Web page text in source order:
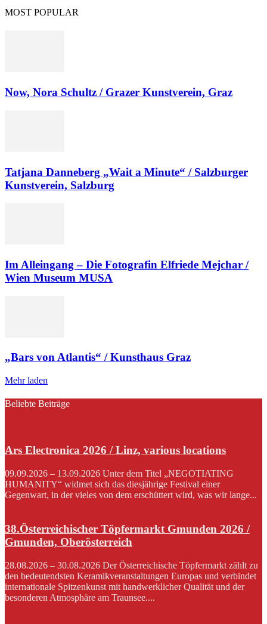
MOST POPULAR
Now, Nora Schultz / Grazer Kunstverein, Graz
Tatjana Danneberg „Wait a Minute“ / Salzburger
Kunstverein, Salzburg
Im Alleingang – Die Fotografin Elfriede Mejchar /
Wien Museum MUSA
„Bars von Atlantis“ / Kunsthaus Graz
Mehr laden
Beliebte Beiträge
Ars Electronica 2026 / Linz, various locations
09.09.2026 – 13.09.2026 Unter dem Titel „NEGOTIATING
HUMANITY“ widmet sich das diesjährige Festival einer
Gegenwart, in der vieles von dem erschüttert wird, was wir lange...
38.Österreichischer Töpfermarkt Gmunden 2026 /
Gmunden, Oberösterreich
28.08.2026 – 30.08.2026 Der Österreichische Töpfermarkt zählt zu
den bedeutendsten Keramikveranstaltungen Europas und verbindet
internationale Spitzenkunst mit handwerklicher Qualität und der
besonderen Atmosphäre am Traunsee....